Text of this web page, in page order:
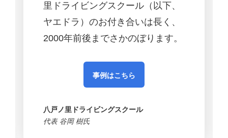
里ドライビングスクール（以下、
ヤエドラ）のお付き合いは長く、
2000年前後までさかのぼります。
事例はこちら
八戸ノ里ドライビングスクール
代表 谷岡 樹氏